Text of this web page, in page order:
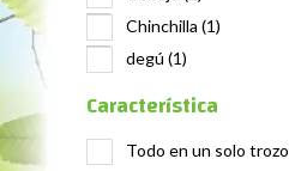
Chinchilla (1)
degú (1)
Característica
Todo en un solo trozo